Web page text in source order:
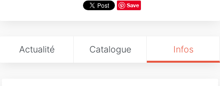
Save
Actualité Catalogue Infos